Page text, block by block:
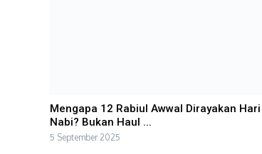
Mengapa 12 Rabiul Awwal Dirayakan
Nabi? Bukan Haul ...
5 September 2025